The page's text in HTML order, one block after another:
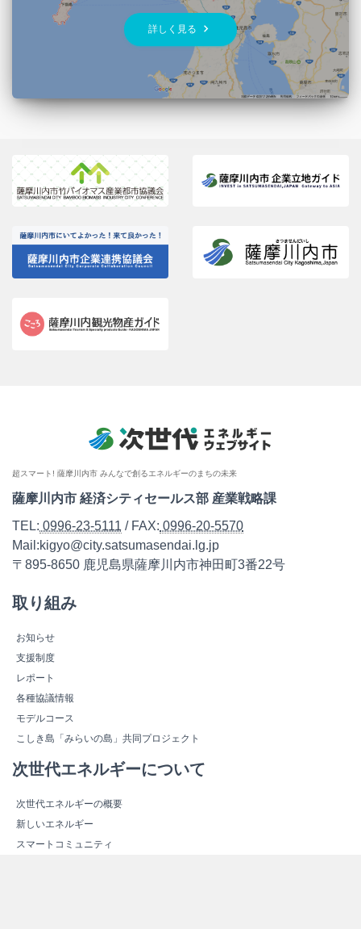
詳しく見る keyboard_arrow_right
超スマート! 薩摩川内市 みんなで創るエネルギーのまちの未来
薩摩川内市 経済シティセールス部 産業戦略課
TEL: 0996-23-5111 / FAX: 0996-20-5570
Mail:kigyo@city.satsumasendai.lg.jp
〒895-8650 鹿児島県薩摩川内市神田町3番22号
取り組み
お知らせ
支援制度
レポート
各種協議情報
モデルコース
こしき島「みらいの島」共同プロジェクト
次世代エネルギーについて
次世代エネルギーの概要
新しいエネルギー
スマートコミュニティ